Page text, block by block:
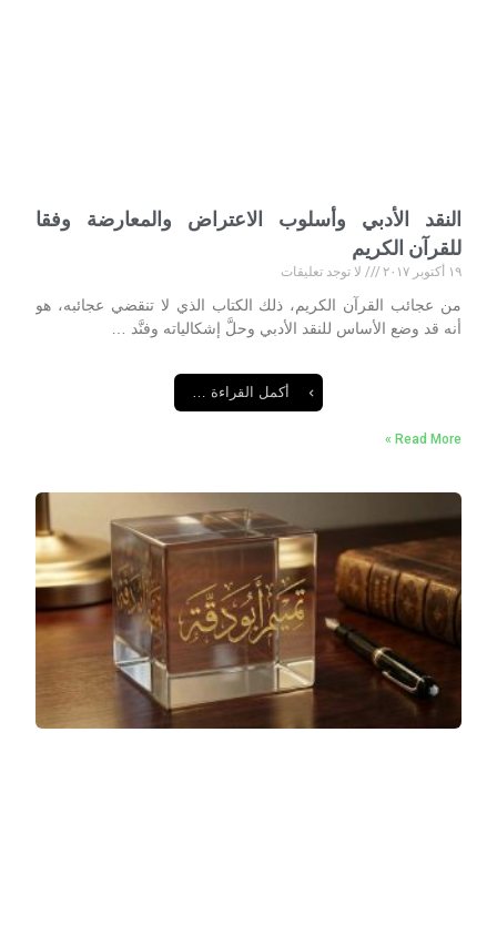
النقد الأدبي وأسلوب الاعتراض والمعارضة وفقا
للقرآن الكريم
١٩ أكتوبر ٢٠١٧
لا توجد تعليقات
من عجائب القرآن الكريم، ذلك الكتاب الذي لا تنقضي عجائبه، هو
أنه قد وضع الأساس للنقد الأدبي وحلَّ إشكالياته وفنَّد …
أكمل القراءة …
Read More »